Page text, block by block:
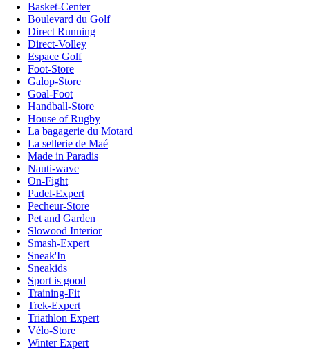
Basket-Center
Boulevard du Golf
Direct Running
Direct-Volley
Espace Golf
Foot-Store
Galop-Store
Goal-Foot
Handball-Store
House of Rugby
La bagagerie du Motard
La sellerie de Maé
Made in Paradis
Nauti-wave
On-Fight
Padel-Expert
Pecheur-Store
Pet and Garden
Slowood Interior
Smash-Expert
Sneak'In
Sneakids
Sport is good
Training-Fit
Trek-Expert
Triathlon Expert
Vélo-Store
Winter Expert